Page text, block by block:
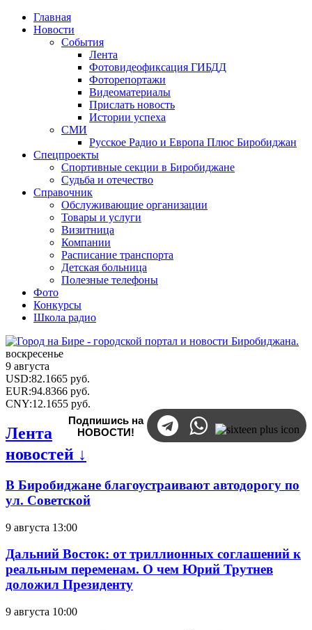
Главная
Новости
События
Лента
Фотовидеофиксация ГИБДД
Фоторепортажи
Видеоматериалы
Прислать новость
Истории успеха
СМИ
Русское Радио и Европа Плюс Биробиджан
Спецпроекты
Спортивные секции в Биробиджане
Судьба и отечество
Справочник
Обслуживающие организации
Товары и услуги
Визитница
Компании
Расписание транспорта
Детская больница
Полезные телефоны
Фото
Конкурсы
Школа радио
воскресенье
9 августа
USD:82.1665 руб.
EUR:94.8366 руб.
CNY:12.1655 руб.
Подпишись на
НОВОСТИ!
Лента
новостей ↓
В Биробиджане благоустраивают автодорогу по
ул. Советской
9 августа 13:00
Дальний Восток: от триллионных соглашений к
реальным переменам. О чем Юрий Трутнев
доложил Президенту
9 августа 10:00